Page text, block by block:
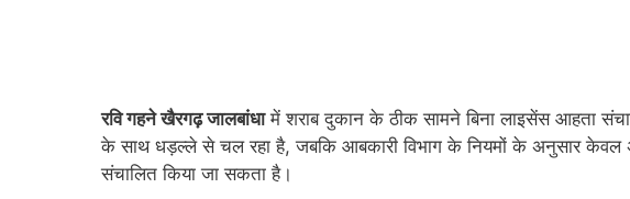
रवि गहने खैरगढ़ जालबांधामें शराब दुकान के ठीक सामने बिना लाइसेंस आहता
के साथ धड़ल्ले से चल रहा है, जबकि आबकारी विभाग के नियमों के अनुसार केवल
संचालित किया जा सकता है।